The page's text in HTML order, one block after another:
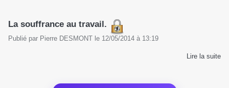
La souffrance au travail.
Publié par Pierre DESMONT le 12/05/2014 à 13:19
Lire la suite